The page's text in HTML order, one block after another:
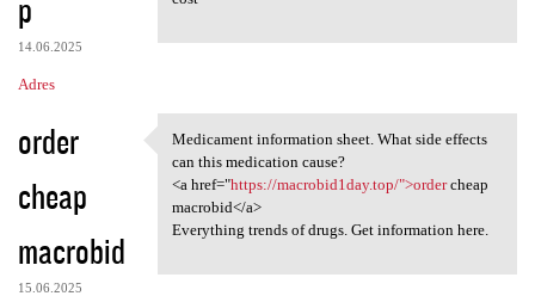
p
14.06.2025
Adres
order
cheap
macrobid
15.06.2025
Medicament information sheet.
Medicament information sheet. What side effects
can this medication cause?
<a href="https://macrobid1day.top/">ordercheap
macrobid</a>
Everything trends of drugs. Get information here.